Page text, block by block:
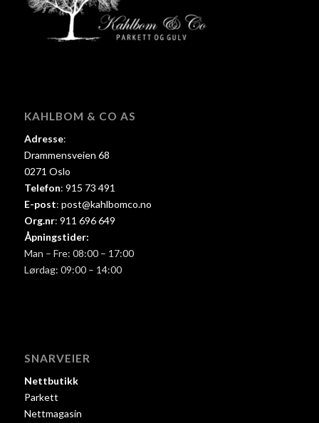
KAHLBOM & CO AS
Adresse:
Drammensveien 68
0271 Oslo
Telefon: 915 73 491
E-post: post@kahlbomco.no
Org.nr: 911 696 649
Åpningstider:
Man – Fre: 08:00 – 17:00
Lørdag: 09:00 – 14:00
SNARVEIER
Nettbutikk
Parkett
Nettmagasin